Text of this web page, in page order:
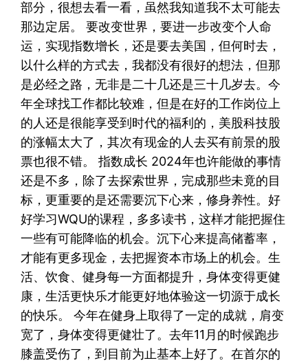
部分，很想去看一看，虽然我知道我不太可能去
那边定居。 要改变世界，要进一步改变个人命
运，实现指数增长，还是要去美国，但何时去，
以什么样的方式去，我都没有很好的想法，但那
是必经之路，无非是二十几还是三十几岁去。今
年全球找工作都比较难，但是在好的工作岗位上
的人还是很能享受到时代的福利的，美股科技股
的涨幅太大了，其次有现金的人去买有前景的股
票也很不错。 指数成长 2024年也许能做的事情
还是不多，除了去探索世界，完成那些未竟的目
标，更重要的是还需要沉下心来，修身养性。好
好学习WQU的课程，多多读书，这样才能把握住
一些有可能降临的机会。沉下心来提高储蓄率，
才能有更多现金，去把握资本市场上的机会。生
活、饮食、健身每一方面都提升，身体变得更健
康，生活更快乐才能更好地体验这一切源于成长
的快乐。 今年在健身上取得了一定的成就，肩变
宽了，身体变得更健壮了。去年11月的时候跑步
膝盖受伤了，到目前为止基本上好了。在首尔的